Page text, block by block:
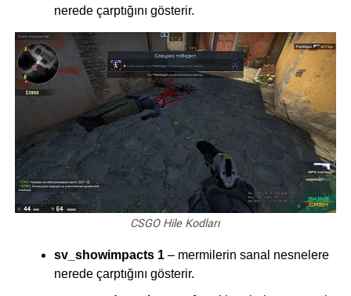
nerede çarptığını gösterir.
CSGO Hile Kodları
sv_showimpacts 1 – mermilerin sanal nesnelere
nerede çarptığını gösterir.